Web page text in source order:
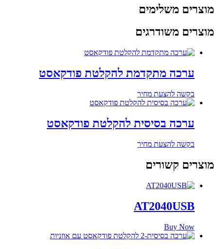
פודקאסט
מוצרים משלימים
מוצרים משודרגים
ערכה מתקדמת להקלטת פודקאסט
בקשה להצעת מחיר
ערכה בסיסית להקלטת פודקאסט
בקשה להצעת מחיר
מוצרים קשורים
AT2040USB
Buy Now